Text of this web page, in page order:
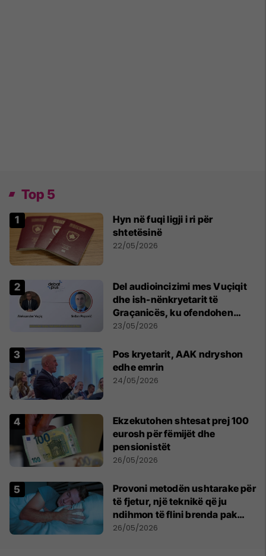
Top 5
Hyn në fuqi ligji i ri për
shtetësinë
22/05/2026
Del audioincizimi mes Vuçiqit
dhe ish-nënkryetarit të
Graçanicës, ku ofendohen
krerë të Kishës Ortodokse
23/05/2026
Pos kryetarit, AAK ndryshon
edhe emrin
24/05/2026
Ekzekutohen shtesat prej 100
eurosh për fëmijët dhe
pensionistët
26/05/2026
Provoni metodën ushtarake për
të fjetur, një teknikë që ju
ndihmon të flini brenda pak
minutash
26/05/2026